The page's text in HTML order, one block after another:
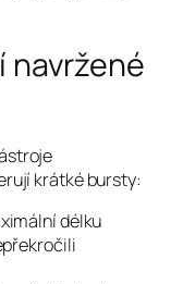
navržené
krátké bursty:
délku